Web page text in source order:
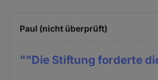
Paul (nicht überprüft)
""Die Stiftung forderte